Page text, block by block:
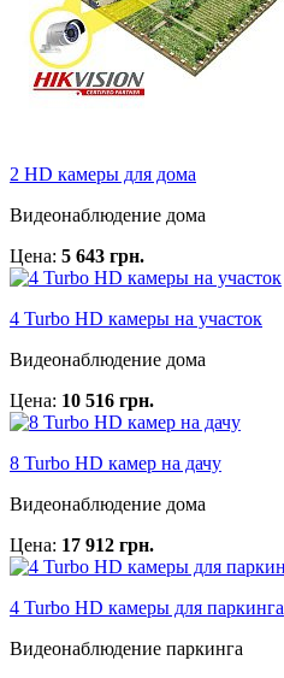
2 HD камеры для дома
Видеонаблюдение дома
Цена: 5 643 грн.
4 Turbo HD камеры на участок
Видеонаблюдение дома
Цена: 10 516 грн.
8 Turbo HD камер на дачу
Видеонаблюдение дома
Цена: 17 912 грн.
4 Turbo HD камеры для паркинга
Видеонаблюдение паркинга